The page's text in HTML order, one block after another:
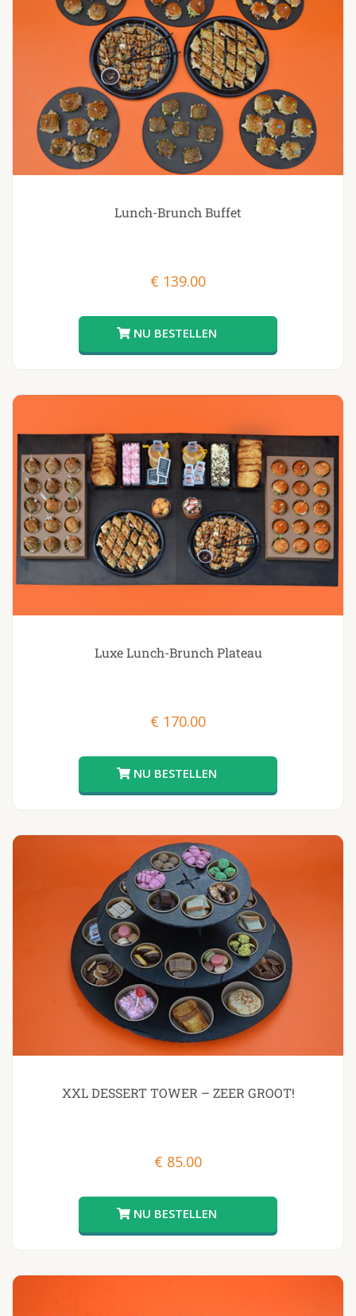
Lunch-Brunch Buffet
€ 139.00
Luxe Lunch-Brunch Plateau
€ 170.00
XXL DESSERT TOWER – ZEER GROOT!
€ 85.00